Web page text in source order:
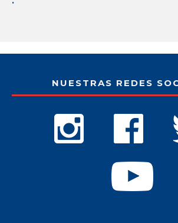
NUESTRAS REDES